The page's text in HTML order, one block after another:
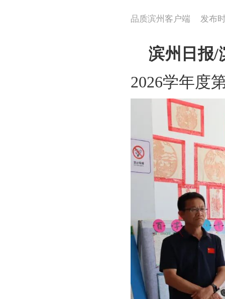
品质滨州客户端 发布
滨州日报/
2026学年度